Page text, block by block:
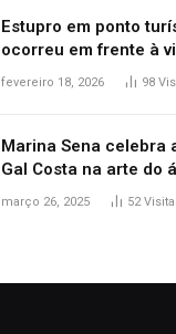
Estupro em ponto
ocorreu em frente à
segurança; polícia
fevereiro 18, 2026 98
Marina Sena celebra
Gal Costa na arte do
naturais’
março 26, 2025 52